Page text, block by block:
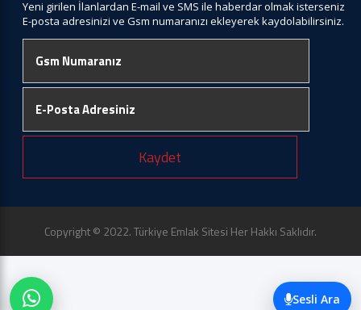
Yeni girilen İlanlardan E-mail ve SMS ile haberdar olmak isterseniz
E-posta adresinizi ve Gsm numaranızı ekleyerek kaydolabilirsiniz.
Kaydet
Copyright © 2022. Türkiye Emlak Sitesi Her Hakkı Saklıdır.
Sesli Ara